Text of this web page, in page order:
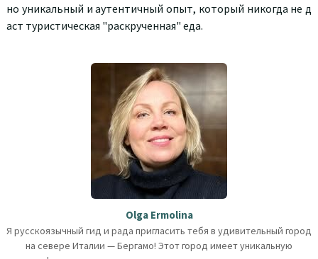
но уникальный и аутентичный опыт, который никогда не д
аст туристическая "раскрученная" еда.
Olga Ermolina
Я русскоязычный гид и рада пригласить тебя в удивительный город
на севере Италии — Бергамо! Этот город имеет уникальную